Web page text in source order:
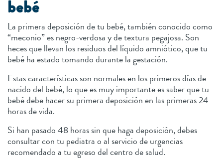
bebé
La primera deposición de tu bebé, también conocido como
“meconio” es negro-verdosa y de textura pegajosa. Son
heces que llevan los residuos del líquido amniótico, que tu
bebé ha estado tomando durante la gestación.
Estas características son normales en los primeros días de
nacido del bebé, lo que es muy importante es saber que tu
bebé debe hacer su primera deposición en las primeras 24
horas de vida.
Si han pasado 48 horas sin que haga deposición, debes
consultar con tu pediatra o al servicio de urgencias
recomendado a tu egreso del centro de salud.